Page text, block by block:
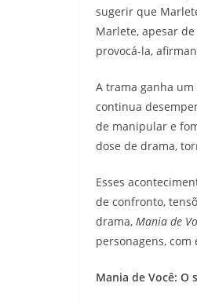
sugerir que
Marlete, apesar
provocá-la,
A trama ganha
continua
de manipular e
dose de drama,
Esses
de confronto,
drama, Mania de
personagens,
Mania de Você: O